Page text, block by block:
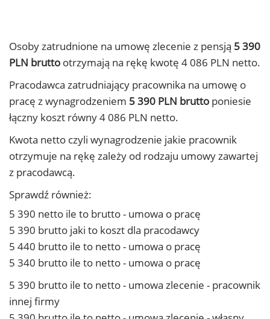
Osoby zatrudnione na umowę zlecenie z pensją 5 390
PLN brutto otrzymają na rękę kwotę 4 086 PLN netto.
Pracodawca zatrudniający pracownika na umowę o
pracę z wynagrodzeniem 5 390 PLN brutto poniesie
łączny koszt równy 4 086 PLN netto.
Kwota netto czyli wynagrodzenie jakie pracownik
otrzymuje na rękę zależy od rodzaju umowy zawartej
z pracodawcą.
Sprawdź również:
5 390 netto ile to brutto - umowa o pracę
5 390 brutto jaki to koszt dla pracodawcy
5 440 brutto ile to netto - umowa o pracę
5 340 brutto ile to netto - umowa o pracę
5 390 brutto ile to netto - umowa zlecenie - pracownik
innej firmy